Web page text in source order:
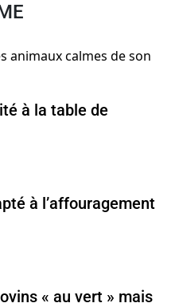
à la table de
à l’affouragement
« au vert » mais